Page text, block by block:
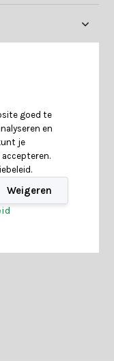
bekeken
goed te
en
je
Weigeren